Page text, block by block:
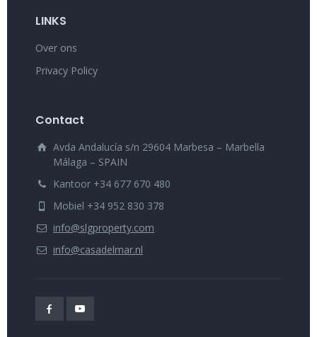
LINKS
Over ons
Privacy Policy
Contact
Avda Andalucía s/n 29604 Marbesa – Marbella
Málaga – SPAIN
Kantoor +34 677 670 480
Mobiel +34 952 830 378
info@slgproperty.com
info@casadelmar.nl